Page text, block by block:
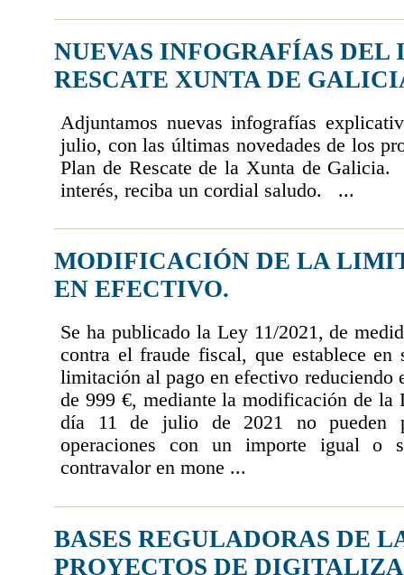
NUEVAS INFOGRAFÍAS DEL
RESCATE XUNTA DE
Adjuntamos nuevas infografías
julio, con las últimas novedades de los
Plan de Rescate de la Xunta de
interés, reciba un cordial saludo. ...
MODIFICACIÓN DE LA
EN EFECTIVO.
Se ha publicado la Ley 11/2021, de
contra el fraude fiscal, que establece en
limitación al pago en efectivo reduciendo
de 999 €, mediante la modificación de
día 11 de julio de 2021 no pueden
operaciones con un importe igual o
contravalor en mone ...
BASES REGULADORAS DE
PROYECTOS DE